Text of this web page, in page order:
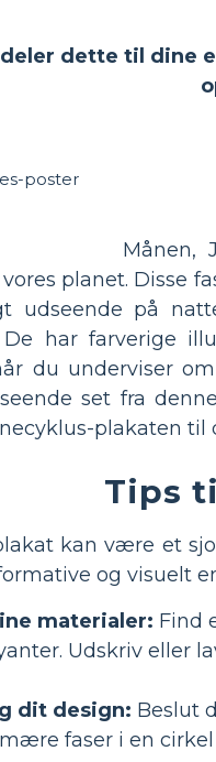
dette til dine
Månen,
planet. Disse
udseende på
De har farverige
du underviser
set fra
plakaten til
Tips
kan være et
og visuelt
materialer: Find
Udskriv eller
dit design: Beslut
faser i en